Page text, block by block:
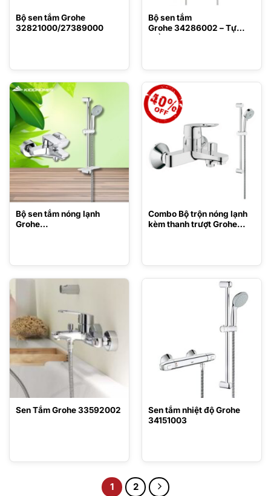
Bộ sen tắm Grohe
32821000/27389000
Bộ sen tắm
Grohe 34286002 – Tự
Bộ sen tắm nóng lạnh
Grohe
Combo Bộ trộn nóng lạnh
kèm thanh trượt Grohe
Sen Tắm Grohe 33592002
Sen tắm nhiệt độ Grohe
34151003
1 2